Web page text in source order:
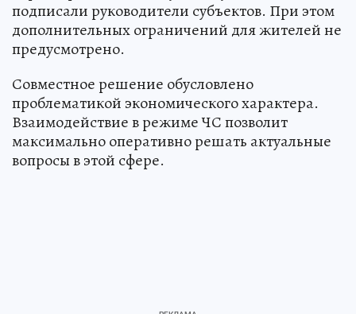
подписали руководители субъектов. При этом
дополнительных ограничений для жителей не
предусмотрено.
Совместное решение обусловлено
проблематикой экономического характера.
Взаимодействие в режиме ЧС позволит
максимально оперативно решать актуальные
вопросы в этой сфере.